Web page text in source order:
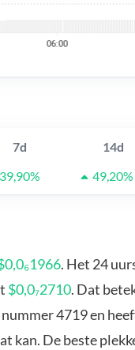
7d 14d
39,90% 49,20%
. Het 24
$0,0₇2710. Dat
nummer 4719 en
kan. De beste